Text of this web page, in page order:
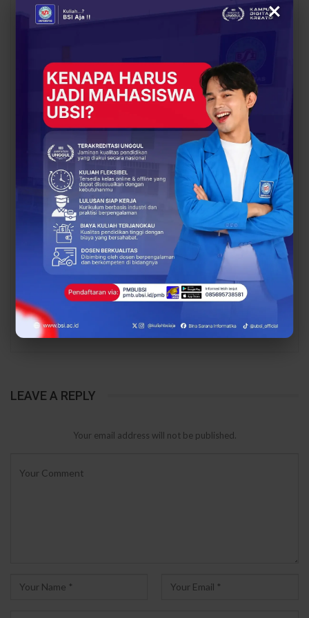
UBSI Buka Call for
Papers ICAISD 2026,
Dorong Riset Teknologi
dan Keamanan Siber…
Siap Kuliah Berkualitas?
UBSI Cengkareng Gelar
Open Booth Spesial
dengan Beasiswa…
BERITA
Dari Catatan Manual
Menuju Digital, UBSI
Mawar Burangrang
Kelola…
BERITA
Dari Sampah Jadi
Rupiah, UBSI Bantu
Bank Sampah Mawar
Burangrang Go Digital
Lewat…
PREV NEXT
LEAVE A REPLY
Your email address will not be published.
×